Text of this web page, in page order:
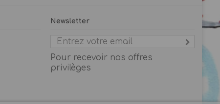
Newsletter
Pour recevoir nos offres
privilèges